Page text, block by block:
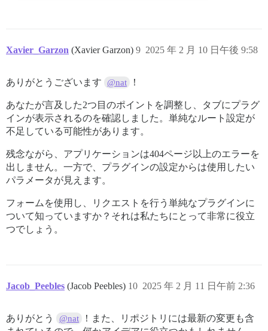
Xavier_Garzon (Xavier Garzon) 2025 年 2 月 10 日午後 9:58
9
ありがとうございます @nat ！
あなたが言及した2つ目のポイントを調整し、タブにプラグ
インが表示されるのを確認しました。単純なルート設定が
不足している可能性があります。
残念ながら、アプリケーションは404ページ以上のエラーを
出しません。一方で、プラグインの設定からは使用したい
パラメータが見えます。
フォームを使用し、リクエストを行う単純なプラグインに
ついて知っていますか？それは私たちにとって非常に役立
つでしょう。
Jacob_Peebles (Jacob Peebles) 2025 年 2 月 11 日午前 2:36
10
ありがとう @nat
！また、リポジトリには最新の変更も含